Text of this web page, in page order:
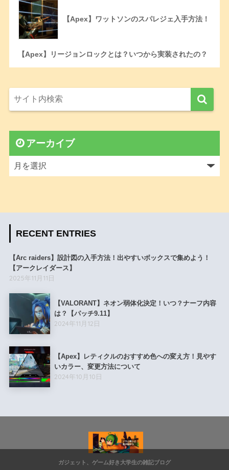
【Apex】ワットソンのスパレジェ入手方法！
【Apex】リージョンロックとは？いつから実装されたの？
アーカイブ
RECENT ENTRIES
【Arc raiders】設計図の入手方法！出やすいボックスで集めよう！
【アークレイダース】
2025年11月11日
【VALORANT】ネオン弱体化決定！いつ？ナーフ内容
は？【パッチ9.11】
2024年11月12日
【Apex】レティクルのおすすめ色への変え方！見やす
いカラー、変更方法について
2024年10月10日
ガジェット、ゲーム好き大学生の雑記ブログ